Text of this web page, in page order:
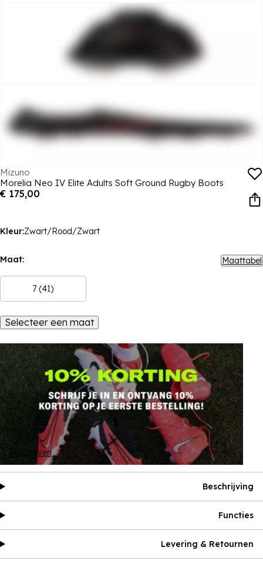
Mizuno
Morelia Neo IV Elite Adults Soft Ground Rugby Boots
€ 175,00
Kleur:Zwart/Rood/Zwart
Maat: Maattabel
7 (41)
Selecteer een maat
Inschrijven
Beschrijving
Functies
Levering & Retournen